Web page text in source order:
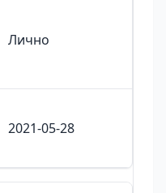
Лично
2021-05-28